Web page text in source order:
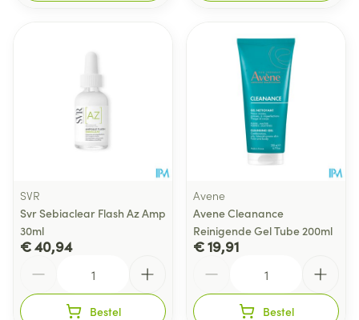
SVR
Svr Sebiaclear Flash Az Amp
30ml
€ 40,94
Bestel
Avene
Avene Cleanance
Reinigende Gel Tube 200ml
€ 19,91
Bestel